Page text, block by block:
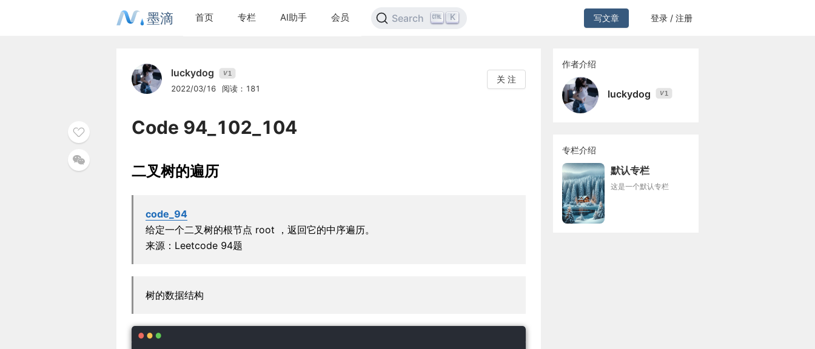
墨滴 首页 专栏 AI助手 会员 Search K 写文章 登录 / 注册
luckydog V1
2022/03/16 阅读：181
关 注
Code 94_102_104
二叉树的遍历
code_94
给定一个二叉树的根节点 root ，返回它的中序遍历。
来源：Leetcode 94题
树的数据结构
作者介绍
luckydog V1
专栏介绍
默认专栏
这是一个默认专栏